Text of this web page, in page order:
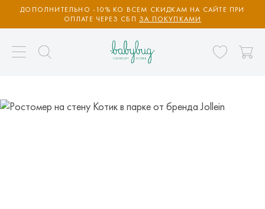
ДОПОЛНИТЕЛЬНО -10% КО ВСЕМ СКИДКАМ НА САЙТЕ ПРИ
ОПЛАТЕ ЧЕРЕЗ СБП ЗА ПОКУПКАМИ